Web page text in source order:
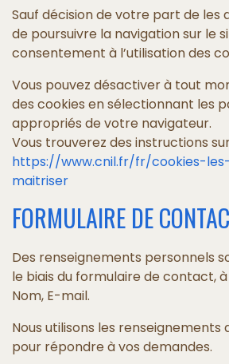
Sauf décision de votre part de les
de poursuivre la navigation sur le
consentement à l’utilisation des
Vous pouvez désactiver à tout
des cookies en sélectionnant les
appropriés de votre navigateur.
Vous trouverez des instructions
https://www.cnil.fr/fr/cookies-
maitriser
FORMULAIRE DE
Des renseignements personnels
le biais du formulaire de contact,
Nom, E-mail.
Nous utilisons les renseignements
pour répondre à vos demandes.